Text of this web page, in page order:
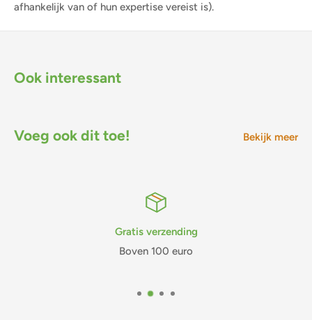
afhankelijk van of hun expertise vereist is).
Ook interessant
Voeg ook dit toe! Bekijk meer
Gratis verzending
Boven 100 euro